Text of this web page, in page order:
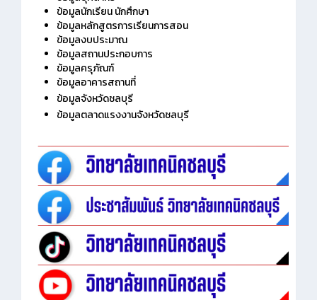
ประวัติวิทยาลัย
ข้อมูลบุคลากร
ข้อมูลนักเรียน นักศึกษา
ข้อมูลหลักสูตรการเรียนการสอน
ข้อมูลงบประมาณ
ข้อมูลสถานประกอบการ
ข้อมูลครุภัณฑ์
ข้อมูลอาคารสถานที่
ข้อมูลจังหวัดชลบุรี